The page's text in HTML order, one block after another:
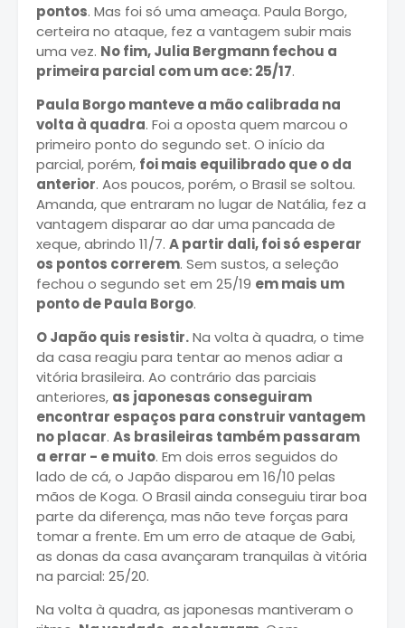
pontos. Mas foi só uma ameaça. Paula Borgo,
certeira no ataque, fez a vantagem subir mais
uma vez. No fim, Julia Bergmann fechou a
primeira parcial com um ace: 25/17.
Paula Borgo manteve a mão calibrada na
volta à quadra. Foi a oposta quem marcou o
primeiro ponto do segundo set. O início da
parcial, porém, foi mais equilibrado que o da
anterior. Aos poucos, porém, o Brasil se soltou.
Amanda, que entraram no lugar de Natália, fez a
vantagem disparar ao dar uma pancada de
xeque, abrindo 11/7. A partir dali, foi só esperar
os pontos correrem. Sem sustos, a seleção
fechou o segundo set em 25/19 em mais um
ponto de Paula Borgo.
O Japão quis resistir.Na volta à quadra, o time
da casa reagiu para tentar ao menos adiar a
vitória brasileira. Ao contrário das parciais
anteriores, as japonesas conseguiram
encontrar espaços para construir vantagem
no placar. As brasileiras também passaram
a errar - e muito. Em dois erros seguidos do
lado de cá, o Japão disparou em 16/10 pelas
mãos de Koga. O Brasil ainda conseguiu tirar boa
parte da diferença, mas não teve forças para
tomar a frente. Em um erro de ataque de Gabi,
as donas da casa avançaram tranquilas à vitória
na parcial: 25/20.
Na volta à quadra, as japonesas mantiveram o